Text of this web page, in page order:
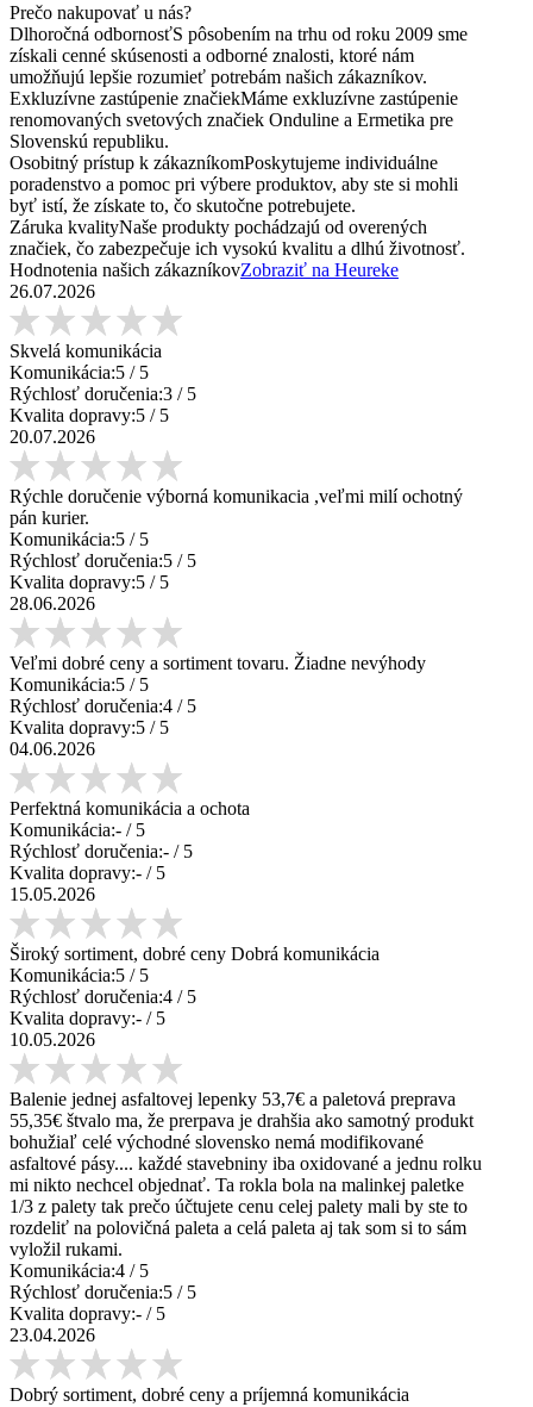
Prečo nakupovať u nás?
Dlhoročná odbornosťS pôsobením na trhu od roku 2009 sme
získali cenné skúsenosti a odborné znalosti, ktoré nám
umožňujú lepšie rozumieť potrebám našich zákazníkov.
Exkluzívne zastúpenie značiekMáme exkluzívne zastúpenie
renomovaných svetových značiek Onduline a Ermetika pre
Slovenskú republiku.
Osobitný prístup k zákazníkomPoskytujeme individuálne
poradenstvo a pomoc pri výbere produktov, aby ste si mohli
byť istí, že získate to, čo skutočne potrebujete.
Záruka kvalityNaše produkty pochádzajú od overených
značiek, čo zabezpečuje ich vysokú kvalitu a dlhú životnosť.
Hodnotenia našich zákazníkovZobraziť na Heureke
26.07.2026
Skvelá komunikácia
Komunikácia:5 / 5
Rýchlosť doručenia:3 / 5
Kvalita dopravy:5 / 5
20.07.2026
Rýchle doručenie výborná komunikacia ,veľmi milí ochotný
pán kurier.
Komunikácia:5 / 5
Rýchlosť doručenia:5 / 5
Kvalita dopravy:5 / 5
28.06.2026
Veľmi dobré ceny a sortiment tovaru. Žiadne nevýhody
Komunikácia:5 / 5
Rýchlosť doručenia:4 / 5
Kvalita dopravy:5 / 5
04.06.2026
Perfektná komunikácia a ochota
Komunikácia:- / 5
Rýchlosť doručenia:- / 5
Kvalita dopravy:- / 5
15.05.2026
Široký sortiment, dobré ceny Dobrá komunikácia
Komunikácia:5 / 5
Rýchlosť doručenia:4 / 5
Kvalita dopravy:- / 5
10.05.2026
Balenie jednej asfaltovej lepenky 53,7€ a paletová preprava
55,35€ štvalo ma, že prerpava je drahšia ako samotný produkt
bohužiaľ celé východné slovensko nemá modifikované
asfaltové pásy.... každé stavebniny iba oxidované a jednu rolku
mi nikto nechcel objednať. Ta rokla bola na malinkej paletke
1/3 z palety tak prečo účtujete cenu celej palety mali by ste to
rozdeliť na polovičná paleta a celá paleta aj tak som si to sám
vyložil rukami.
Komunikácia:4 / 5
Rýchlosť doručenia:5 / 5
Kvalita dopravy:- / 5
23.04.2026
Dobrý sortiment, dobré ceny a príjemná komunikácia